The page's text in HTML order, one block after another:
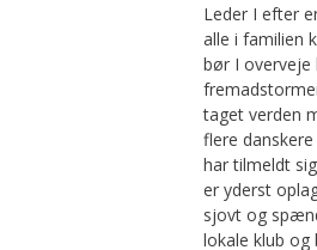
Leder I efter
alle i familien
bør I overveje
taget verden
flere
har tilmeldt
er yderst
sjovt og
lokale klub og